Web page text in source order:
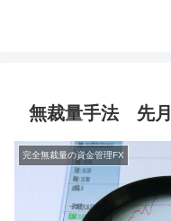
無裁量手法 先
完全無裁量の資金管理FX